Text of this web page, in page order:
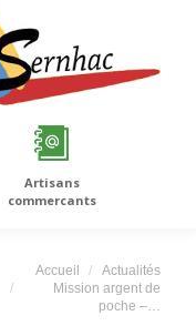
Artisans
commercants
Vous êtes ici :
Accueil
Actualités
Mission argent de
poche –…